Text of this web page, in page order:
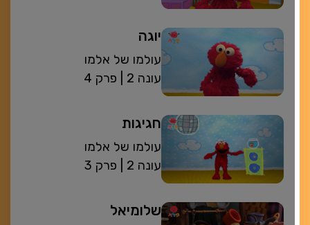
יוגה
עולמו של אלמו
פרק 4
| עונה 2
חגיגות
עולמו של אלמו
פרק 3
| עונה 2
שלומיאל